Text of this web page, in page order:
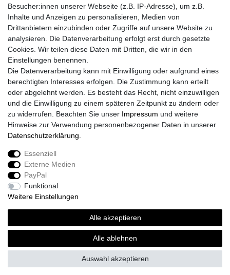
Impressum
Widerrufs­recht
Besucher:innen unserer Webseite (z.B. IP-Adresse), um z.B.
Inhalte und Anzeigen zu personalisieren, Medien von
Drittanbietern einzubinden oder Zugriffe auf unsere Website zu
analysieren. Die Datenverarbeitung erfolgt erst durch gesetzte
Cookies. Wir teilen diese Daten mit Dritten, die wir in den
Einstellungen benennen.
Die Datenverarbeitung kann mit Einwilligung oder aufgrund eines
berechtigten Interesses erfolgen. Die Zustimmung kann erteilt
oder abgelehnt werden. Es besteht das Recht, nicht einzuwilligen
und die Einwilligung zu einem späteren Zeitpunkt zu ändern oder
zu widerrufen. Beachten Sie unser Impressum und weitere
Hinweise zur Verwendung personenbezogener Daten in unserer
Daten­schutz­erklärung
Essenziell
Externe Medien
PayPal
Funktional
Weitere Einstellungen
Alle akzeptieren
Alle ablehnen
Auswahl akzeptieren